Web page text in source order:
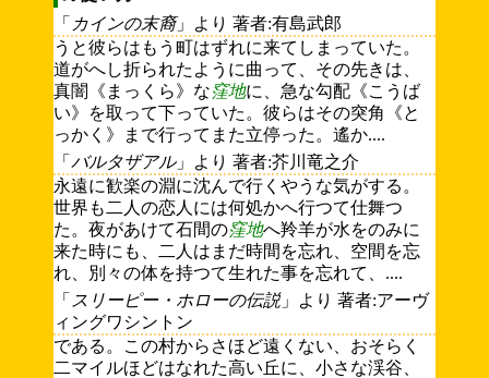
「 カインの末裔」より 著者:有島武郎
うと彼らはもう町はずれに来てしまっていた。
道がへし折られたように曲って、その先きは、
真闇《まっくら》な窪地に、急な勾配《こうば
い》を取って下っていた。彼らはその突角《と
っかく》まで行ってまた立停った。遙か....
「 バルタザアル」より 著者:芥川竜之介
永遠に歓楽の淵に沈んで行くやうな気がする。
世界も二人の恋人には何処かへ行つて仕舞つ
た。夜があけて石間の窪地へ羚羊が水をのみに
来た時にも、二人はまだ時間を忘れ、空間を忘
れ、別々の体を持つて生れた事を忘れて、....
「 スリーピー・ホローの伝説 」より 著者:アーヴ
ィングワシントン
である。この村からさほど遠くない、おそらく
二マイルほどはなれた高い丘に、小さな渓谷、